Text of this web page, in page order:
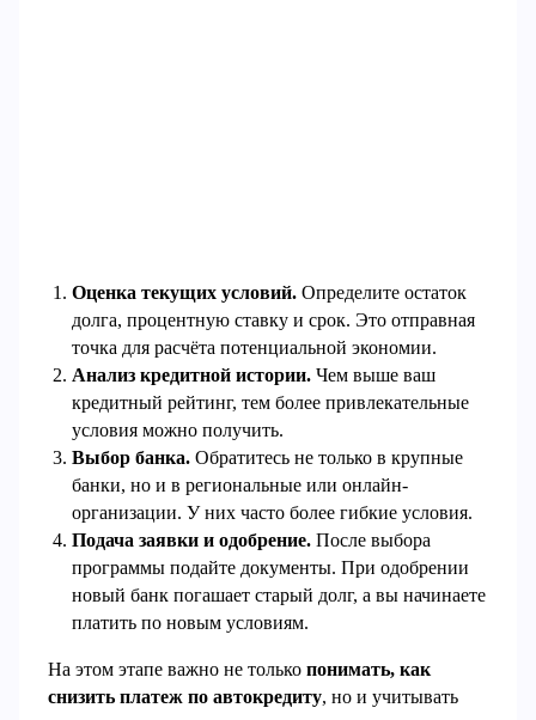
Оценка текущих условий. Определите остаток
долга, процентную ставку и срок. Это отправная
точка для расчёта потенциальной экономии.
Анализ кредитной истории. Чем выше ваш
кредитный рейтинг, тем более привлекательные
условия можно получить.
Выбор банка. Обратитесь не только в крупные
банки, но и в региональные или онлайн-
организации. У них часто более гибкие условия.
Подача заявки и одобрение. После выбора
программы подайте документы. При одобрении
новый банк погашает старый долг, а вы начинаете
платить по новым условиям.
На этом этапе важно не толькопонимать, как
снизить платеж по автокредиту, но и учитывать